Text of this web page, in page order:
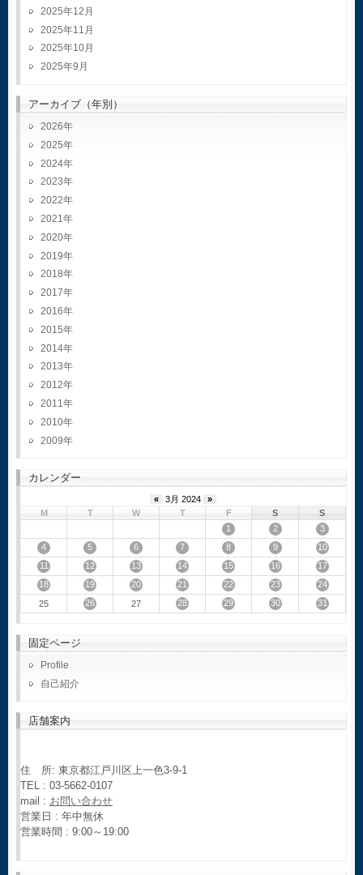
2025年12月
2025年11月
2025年10月
2025年9月
アーカイブ（年別）
2026
2025
2024
2023
2022
2021
2020
2019
2018
2017
2016
2015
2014
2013
2012
2011
2010
2009
カレンダー
« 3月 2024
»
M
T W T F S
S
1
2
3
4
5 6 7 8 9
10
11
12 13 14 15 16
17
18
19 20 21 22 23
24
25
26 27 28 29 30 31
固定ページ
Profile
自己紹介
店舗案内
住 所: 東京都江戸川区上一色3-9-1
TEL : 03-5662-0107
mail : お問い合わせ
営業日 : 年中無休
営業時間 : 9:00～19:00